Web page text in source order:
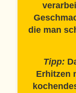
die man
Tipp:
Erhitzen